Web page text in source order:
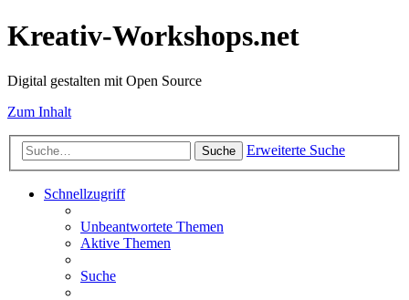
Kreativ-Workshops.net
Digital gestalten mit Open Source
Zum Inhalt
Suche Erweiterte Suche
Schnellzugriff
Unbeantwortete Themen
Aktive Themen
Suche